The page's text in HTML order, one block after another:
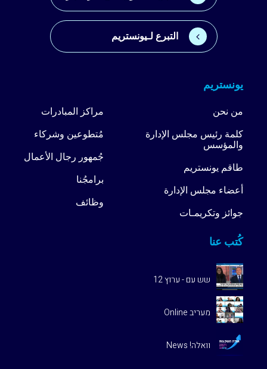
التبرع لـيونستريم
يونستريم
من نحن
كلمة رئيس مجلس الإدارة
والمؤسس
طاقم يونستريم
أعضاء مجلس الإدارة
جوائز وتكريمـات
مراكز المبادرات
مُتطوعين وشركاء
جُمهور رجال الأعمال
برامجُنا
وظائف
كُتب عنا
שש עם - ערוץ 12
מעריב Online
וואלה! News